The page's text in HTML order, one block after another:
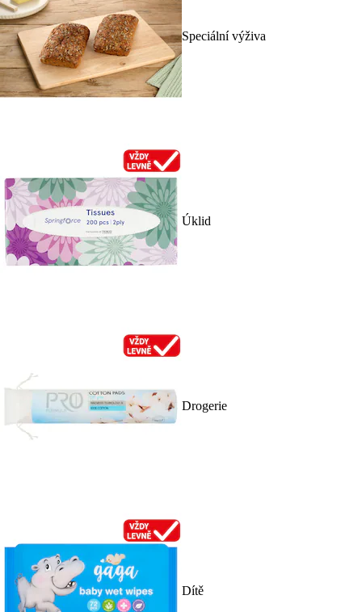
Speciální výživa
Úklid
Drogerie
Dítě